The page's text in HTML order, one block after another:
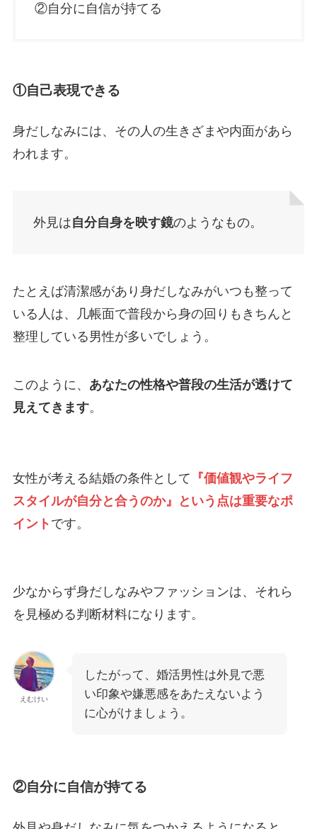
②自分に自信が持てる
①自己表現できる
身だしなみには、その人の生きざまや内面があら
われます。
外見は自分自身を映す鏡のようなもの。
たとえば清潔感があり身だしなみがいつも整って
いる人は、几帳面で普段から身の回りもきちんと
整理している男性が多いでしょう。
このように、 あなたの性格や普段の生活が透けて
見えてきます。
女性が考える結婚の条件として 『価値観やライフ
スタイルが自分と合うのか』という点は重要なポ
イント です。
少なからず身だしなみやファッションは、それら
を見極める判断材料になります。
えむけい
したがって、婚活男性は外見で悪
い印象や嫌悪感をあたえないよう
に心がけましょう。
②自分に自信が持てる